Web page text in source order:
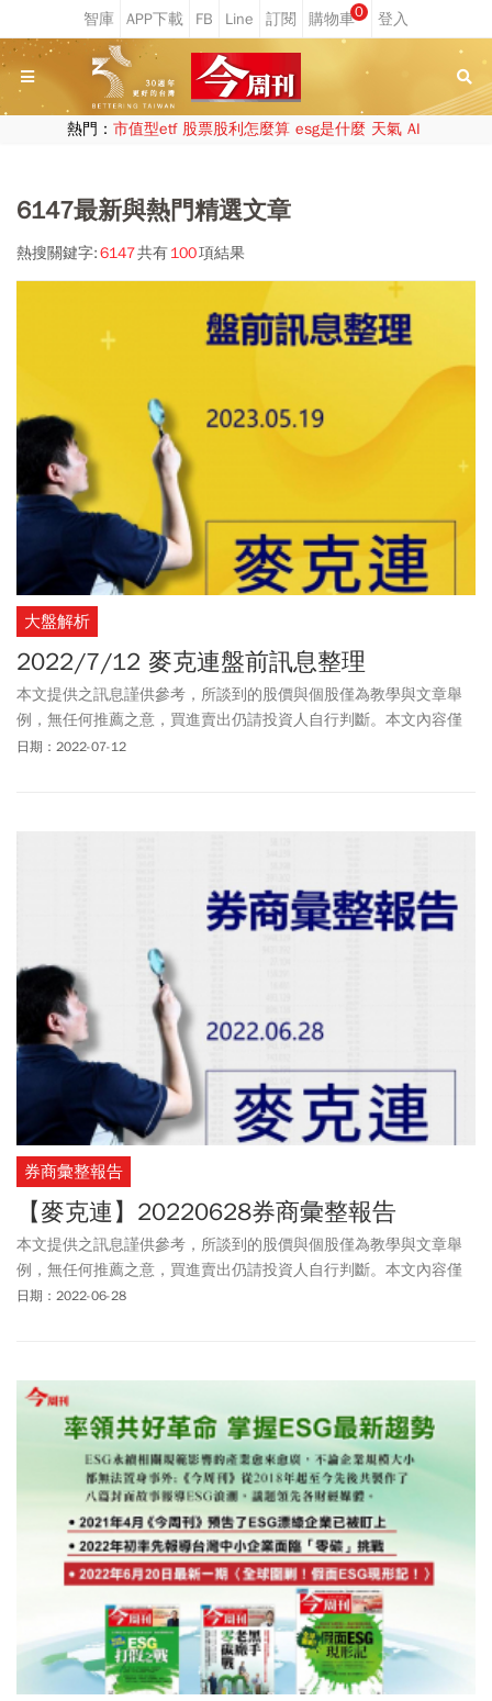
0
熱門： 市值型etf 股票股利怎麼算 esg是什麼 天氣 AI
6147最新與熱門精選文章
熱搜關鍵字:6147共有100項結果
大盤解析
2022/7/12 麥克連盤前訊息整理
本文提供之訊息謹供參考，所談到的股價與個股僅為教學與文章舉
例，無任何推薦之意，買進賣出仍請投資人自行判斷。本文內容僅
供訂閱戶本人使用，非經授權嚴禁任何翻印、轉載，或以任何型態
日期：2022-07-12
券商彙整報告
【麥克連】20220628券商彙整報告
本文提供之訊息謹供參考，所談到的股價與個股僅為教學與文章舉
例，無任何推薦之意，買進賣出仍請投資人自行判斷。本文內容僅
供訂閱戶本人使用，非經授權嚴禁任何翻印、轉載，或以任何型態
日期：2022-06-28